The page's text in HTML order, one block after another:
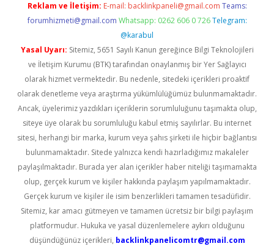
Reklam ve İletişim: E-mail: backlinkpaneli@gmail.com Teams:
forumhizmeti@gmail.com Whatsapp: 0262 606 0 726 Telegram:
@karabul
Yasal Uyarı: Sitemiz, 5651 Sayılı Kanun gereğince Bilgi Teknolojileri
ve İletişim Kurumu (BTK) tarafından onaylanmış bir Yer Sağlayıcı
olarak hizmet vermektedir. Bu nedenle, sitedeki içerikleri proaktif
olarak denetleme veya araştırma yükümlülüğümüz bulunmamaktadır.
Ancak, üyelerimiz yazdıkları içeriklerin sorumluluğunu taşımakta olup,
siteye üye olarak bu sorumluluğu kabul etmiş sayılırlar. Bu internet
sitesi, herhangi bir marka, kurum veya şahıs şirketi ile hiçbir bağlantısı
bulunmamaktadır. Sitede yalnızca kendi hazırladığımız makaleler
paylaşılmaktadır. Burada yer alan içerikler haber niteliği taşımamakta
olup, gerçek kurum ve kişiler hakkında paylaşım yapılmamaktadır.
Gerçek kurum ve kişiler ile isim benzerlikleri tamamen tesadüfidir.
Sitemiz, kar amacı gütmeyen ve tamamen ücretsiz bir bilgi paylaşım
platformudur. Hukuka ve yasal düzenlemelere aykırı olduğunu
düşündüğünüz içerikleri, backlinkpanelicomtr@gmail.com